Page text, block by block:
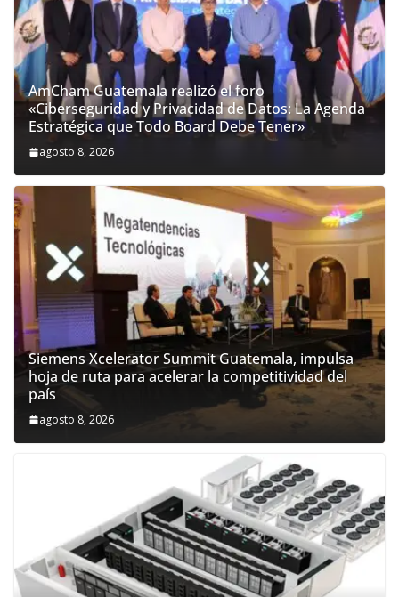
AmCham Guatemala realizó el foro
«Ciberseguridad y Privacidad de Datos: La Agenda
Estratégica que Todo Board Debe Tener»
agosto 8, 2026
Siemens Xcelerator Summit Guatemala, impulsa
hoja de ruta para acelerar la competitividad del
país
agosto 8, 2026